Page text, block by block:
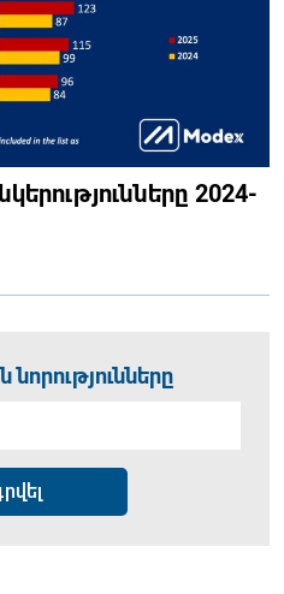
2024-
նորությունները